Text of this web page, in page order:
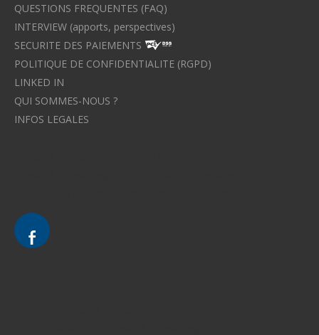
QUESTIONS FREQUENTES (FAQ)
INTERVIEW (apports, perspectives)
SECURITE DES PAIEMENTS
POLITIQUE DE CONFIDENTIALITE (RGPD)
LINKED IN
QUI SOMMES-NOUS ?
INFOS LEGALES